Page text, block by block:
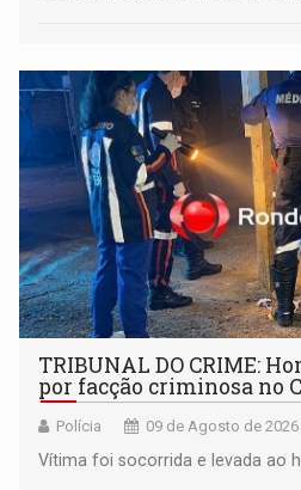
TRIBUNAL DO CRIME:
por facção criminosa no
Polícia 09 de Agosto de 2026
Vítima foi socorrida e levada ao